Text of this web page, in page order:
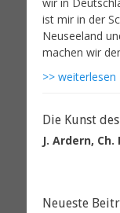
>> weiterlesen
Die Kunst
J. Ardern,
Neueste